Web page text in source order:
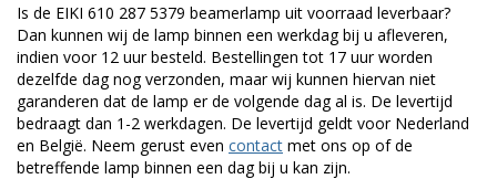
Is de EIKI 610 287 5379 beamerlamp uit voorraad leverbaar?
Dan kunnen wij de lamp binnen een werkdag bij u afleveren,
indien voor 12 uur besteld. Bestellingen tot 17 uur worden
dezelfde dag nog verzonden, maar wij kunnen hiervan niet
garanderen dat de lamp er de volgende dag al is. De levertijd
bedraagt dan 1-2 werkdagen. De levertijd geldt voor Nederland
en België. Neem gerust even contact met ons op of de
betreffende lamp binnen een dag bij u kan zijn.